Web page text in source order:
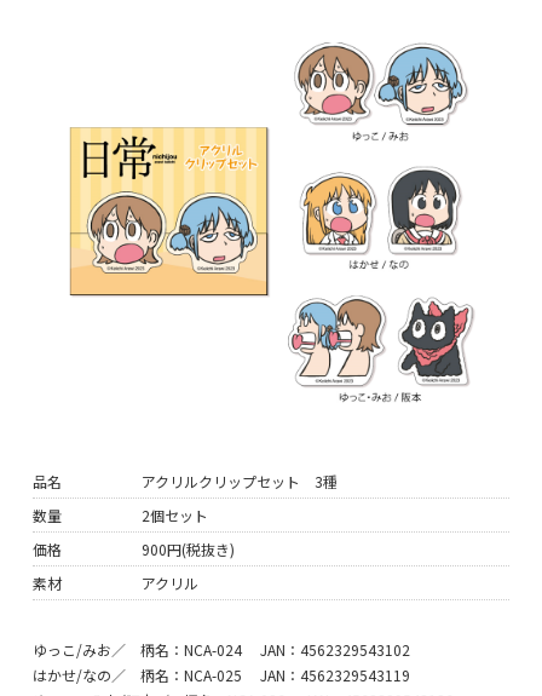
品名
アクリルクリップセット 3種
数量
2個セット
価格
900円(税抜き)
素材
アクリル
ゆっこ/みお／ 柄名：NCA-024 JAN：4562329543102
はかせ/なの／ 柄名：NCA-025 JAN：4562329543119